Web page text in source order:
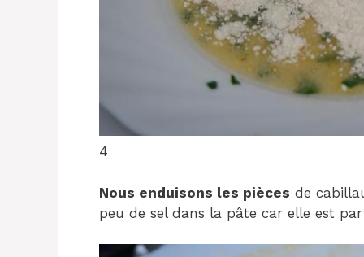
4
Nous enduisons les pièces de
peu de sel dans la pâte car elle est